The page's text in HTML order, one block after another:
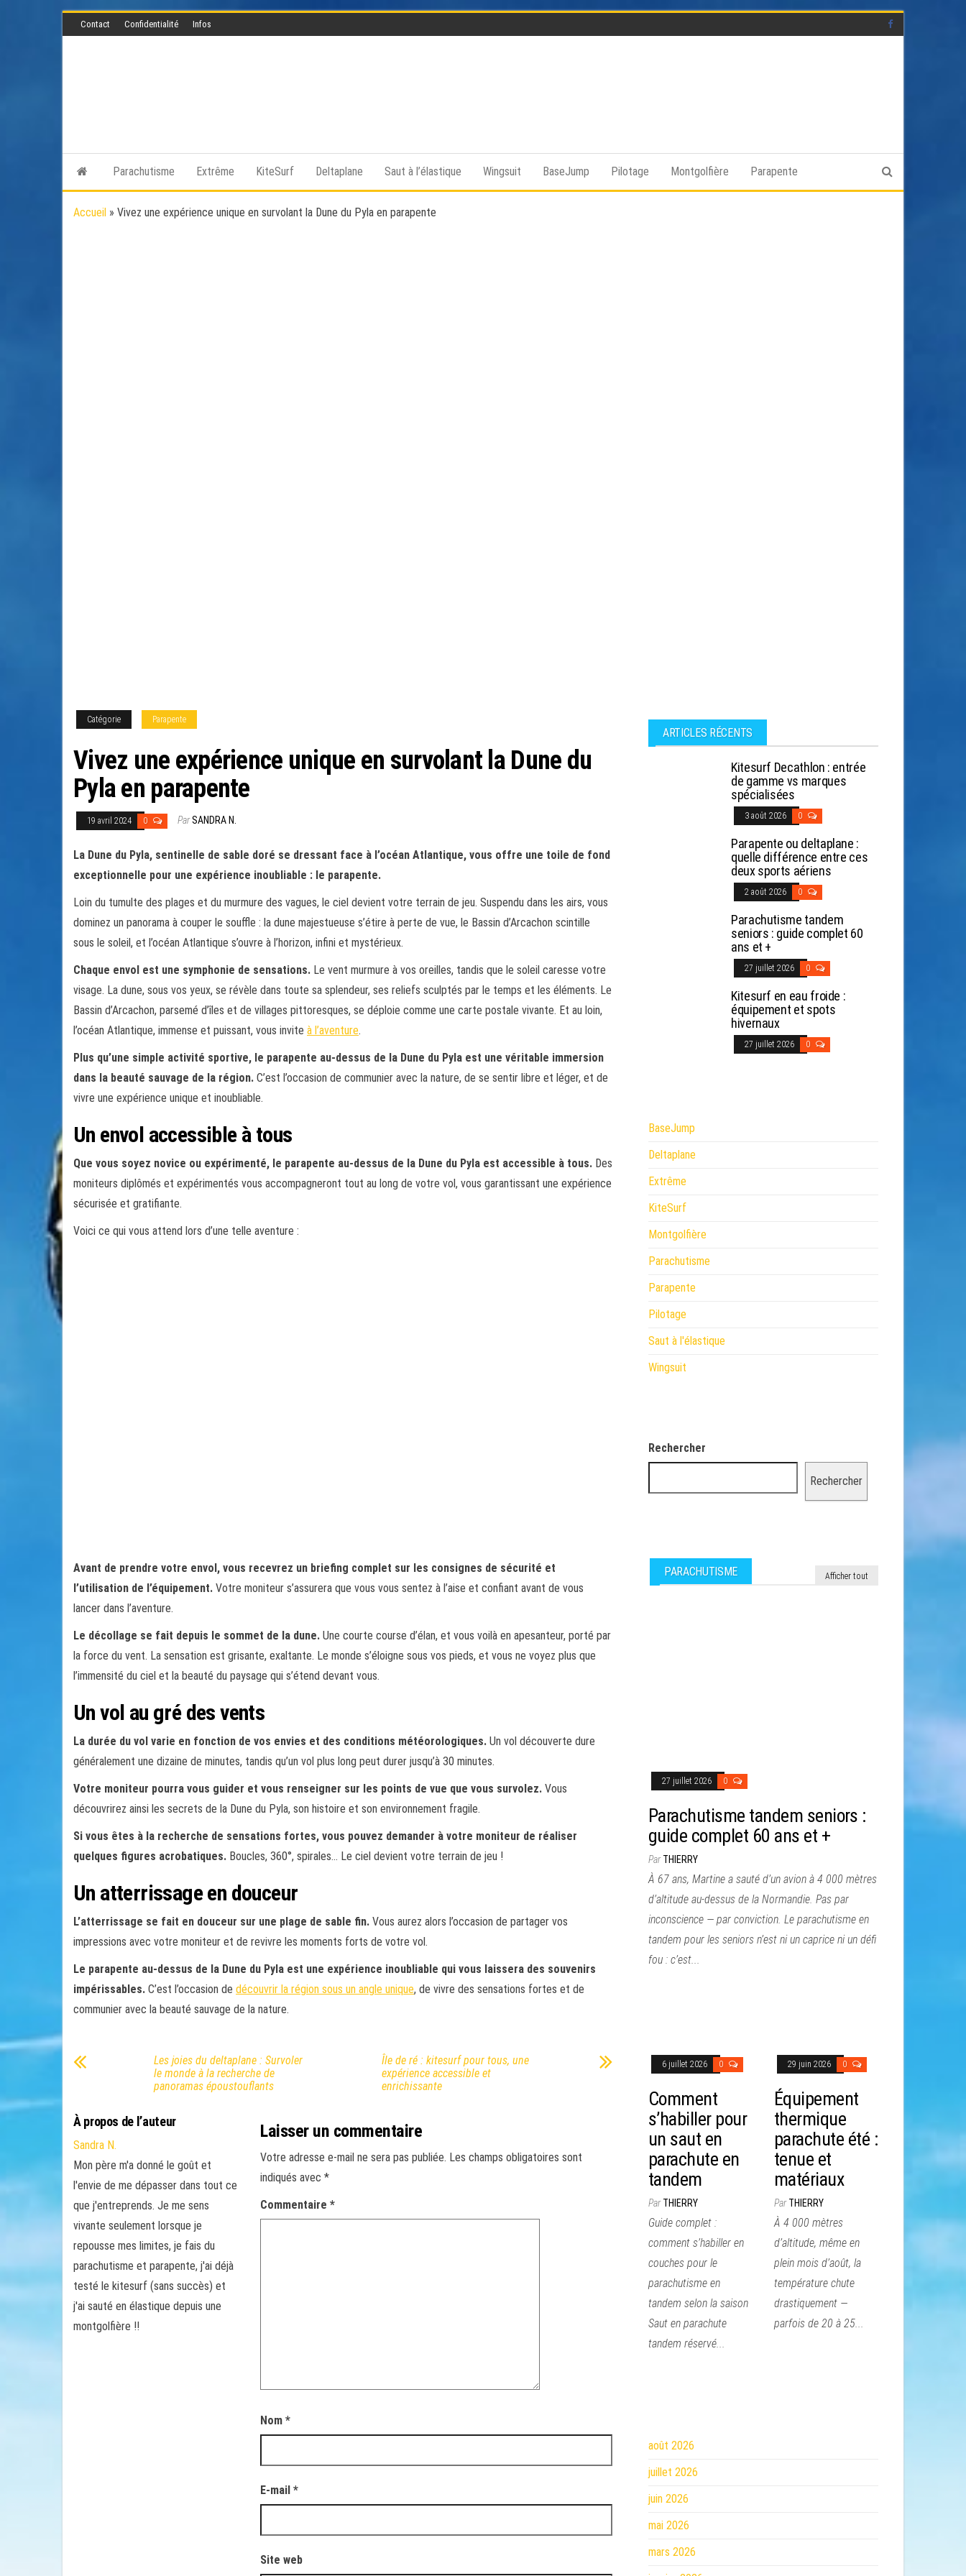
Skip
to
Contact Confidentialité Infos
extrême,
saut en
parachute,
parapente,
Parachutisme Extrême KiteSurf Deltaplane Saut à l’élastique Wingsuit BaseJump Pilotage Montgolfière Parapente
Accueil » Vivez une expérience unique en survolant la Dune du Pyla en parapente
Catégorie Parapente
Vivez une expérience unique en survolant la Dune du
Pyla en parapente
19 avril 2024 0 ParSANDRA N.
La Dune du Pyla, sentinelle de sable doré se dressant face à l’océan Atlantique, vous offre une toile de fond
exceptionnelle pour une expérience inoubliable : le parapente.
Loin du tumulte des plages et du murmure des vagues, le ciel devient votre terrain de jeu. Suspendu dans les airs, vous
dominez un panorama à couper le souffle : la dune majestueuse s’étire à perte de vue, le Bassin d’Arcachon scintille
sous le soleil, et l’océan Atlantique s’ouvre à l’horizon, infini et mystérieux.
Chaque envol est une symphonie de sensations. Le vent murmure à vos oreilles, tandis que le soleil caresse votre
visage. La dune, sous vos yeux, se révèle dans toute sa splendeur, ses reliefs sculptés par le temps et les éléments. Le
Bassin d’Arcachon, parsemé d’îles et de villages pittoresques, se déploie comme une carte postale vivante. Et au loin,
l’océan Atlantique, immense et puissant, vous invite à l’aventure.
Plus qu’une simple activité sportive, le parapente au-dessus de la Dune du Pyla est une véritable immersion
dans la beauté sauvage de la région. C’est l’occasion de communier avec la nature, de se sentir libre et léger, et de
vivre une expérience unique et inoubliable.
Un envol accessible à tous
Que vous soyez novice ou expérimenté, le parapente au-dessus de la Dune du Pyla est accessible à tous. Des
moniteurs diplômés et expérimentés vous accompagneront tout au long de votre vol, vous garantissant une expérience
sécurisée et gratifiante.
Voici ce qui vous attend lors d’une telle aventure :
Avant de prendre votre envol, vous recevrez un briefing complet sur les consignes de sécurité et
l’utilisation de l’équipement. Votre moniteur s’assurera que vous vous sentez à l’aise et confiant avant de vous
lancer dans l’aventure.
Le décollage se fait depuis le sommet de la dune. Une courte course d’élan, et vous voilà en apesanteur, porté par
la force du vent. La sensation est grisante, exaltante. Le monde s’éloigne sous vos pieds, et vous ne voyez plus que
l’immensité du ciel et la beauté du paysage qui s’étend devant vous.
Un vol au gré des vents
La durée du vol varie en fonction de vos envies et des conditions météorologiques. Un vol découverte dure
généralement une dizaine de minutes, tandis qu’un vol plus long peut durer jusqu’à 30 minutes.
Votre moniteur pourra vous guider et vous renseigner sur les points de vue que vous survolez. Vous
découvrirez ainsi les secrets de la Dune du Pyla, son histoire et son environnement fragile.
Si vous êtes à la recherche de sensations fortes, vous pouvez demander à votre moniteur de réaliser
quelques figures acrobatiques. Boucles, 360°, spirales… Le ciel devient votre terrain de jeu !
Un atterrissage en douceur
L’atterrissage se fait en douceur sur une plage de sable fin. Vous aurez alors l’occasion de partager vos
impressions avec votre moniteur et de revivre les moments forts de votre vol.
Le parapente au-dessus de la Dune du Pyla est une expérience inoubliable qui vous laissera des souvenirs
impérissables. C’est l’occasion de découvrir la région sous un angle unique, de vivre des sensations fortes et de
communier avec la beauté sauvage de la nature.
Les joies du deltaplane : Survoler
le monde à la recherche de
panoramas époustouflants
Île de ré : kitesurf pour tous, une
expérience accessible et
enrichissante
À propos de l’auteur
Sandra N.
Mon père m'a donné le goût et
l'envie de me dépasser dans tout ce
que j'entreprends. Je me sens
vivante seulement lorsque je
repousse mes limites, je fais du
parachutisme et parapente, j'ai déjà
testé le kitesurf (sans succès) et
j'ai sauté en élastique depuis une
montgolfière !!
Laisser un commentaire
Votre adresse e-mail ne sera pas publiée. Les champs obligatoires sont
indiqués avec *
Commentaire *
Nom *
E-mail *
Site web
ARTICLES RÉCENTS
Kitesurf Decathlon : entrée
de gamme vs marques
spécialisées
3 août 2026 0
Parapente ou deltaplane :
quelle différence entre ces
deux sports aériens
2 août 2026 0
Parachutisme tandem
seniors : guide complet 60
ans et +
27 juillet 2026 0
Kitesurf en eau froide :
équipement et spots
hivernaux
27 juillet 2026 0
BaseJump
Deltaplane
Extrême
KiteSurf
Montgolfière
Parachutisme
Parapente
Pilotage
Saut à l'élastique
Wingsuit
Rechercher
Rechercher
PARACHUTISME Afficher tout
27 juillet 2026 0
Parachutisme tandem seniors :
guide complet 60 ans et +
ParTHIERRY
À 67 ans, Martine a sauté d’un avion à 4 000 mètres
d’altitude au-dessus de la Normandie. Pas par
inconscience — par conviction. Le parachutisme en
tandem pour les seniors n’est ni un caprice ni un défi
fou : c’est...
6 juillet 2026 0
Comment
s’habiller pour
un saut en
parachute en
tandem
ParTHIERRY
Guide complet :
comment s’habiller en
couches pour le
parachutisme en
tandem selon la saison
Saut en parachute
tandem réservé...
29 juin 2026 0
Équipement
thermique
parachute été :
tenue et
matériaux
ParTHIERRY
À 4 000 mètres
d’altitude, même en
plein mois d’août, la
température chute
drastiquement —
parfois de 20 à 25...
août 2026
juillet 2026
juin 2026
mai 2026
mars 2026